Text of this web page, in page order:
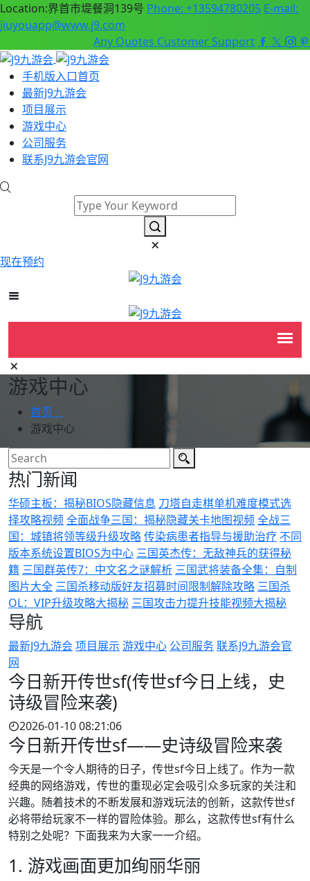
Location:界首市堤餐洞139号 Phone: +13594780205 E-mail:
jiuyouapp@www.j9.com
Any Quotes Customer Support
手机版入口首页
最新J9九游会
项目展示
游戏中心
公司服务
联系J9九游会官网
现在预约
游戏中心
首页
游戏中心
热门新闻
华硕主板：揭秘BIOS隐藏信息 刀塔自走棋单机难度模式选
择攻略视频全面战争三国：揭秘隐藏关卡地图视频全战三
国：城镇将领等级升级攻略传染病患者指导与援助治疗 不同
版本系统设置BIOS为中心 三国英杰传：无敌神兵的获得秘
籍 三国群英传7：中文名之谜解析 三国武将装备全集：自制
图片大全 三国杀移动版好友招募时间限制解除攻略 三国杀
OL：VIP升级攻略大揭秘 三国攻击力提升技能视频大揭秘
导航
最新J9九游会项目展示 游戏中心 公司服务联系J9九游会官
网
今日新开传世sf(传世sf今日上线，史
诗级冒险来袭)
2026-01-10 08:21:06
今日新开传世sf——史诗级冒险来袭
今天是一个令人期待的日子，传世sf今日上线了。作为一款
经典的网络游戏，传世的重现必定会吸引众多玩家的关注和
兴趣。随着技术的不断发展和游戏玩法的创新，这款传世sf
必将带给玩家不一样的冒险体验。那么，这款传世sf有什么
特别之处呢？下面我来为大家一一介绍。
1. 游戏画面更加绚丽华丽